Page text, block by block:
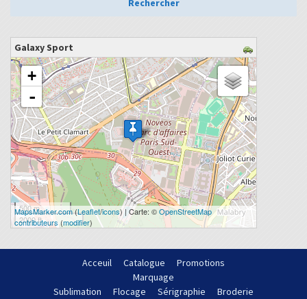
Galaxy Sport
chargement de la carte - veuillez patienter...
+
-
500 m
2000 ft
MapsMarker.com(Leaflet/icons) | Carte: ©OpenStreetMap
contributeurs (modifier)
Acceuil Catalogue
Promotions
Marquage
Sublimation
Flocage Sérigraphie Broderie